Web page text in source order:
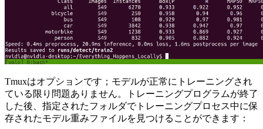
Tmuxはオプションです；モデルが正常にトレーニングされ
ている限り問題ありません。トレーニングプログラムが終了
した後、指定されたフォルダでトレーニングプロセス中に保
存されたモデル重みファイルを見つけることができます：